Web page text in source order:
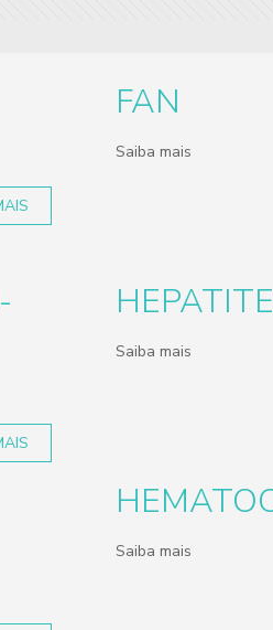
FAN
Saiba mais
Saiba mais
Saiba mais